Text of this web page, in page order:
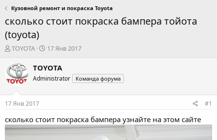
Кузовной ремонт и покраска Toyota
сколько стоит покраска бампера тойота
(toyota)
А
т
о
р
е
м
ы
TOYOTA
Д
т
н
л
а
17 Янв 2017
TOYOTA
Administrator Команда форума
17 Янв 2017 #1
сколько стоит покраска бампера узнайте на этом сайте